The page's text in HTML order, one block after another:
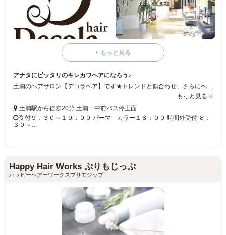
もっと見る
アナタにピッタリのキレカワヘアになろう♪
土浦のヘアサロン【デコラヘア】です★トレンドと似合わせ、さらにヘアケアにこだわっています！！アナタだけのキレカワヘアにチェンジしちゃいましょう◎キッズスペースもあるので、ママも安心してお越しください☆
もっと見る
土浦駅から徒歩20分 土浦一中前バス停正面
受付９：３０～１９：００ パーマ カラー１８：００ 時間外受付 ８：
３０～…
Happy Hair Works ぷりもじっぷ
ハッピーヘアーワークスプリモジップ